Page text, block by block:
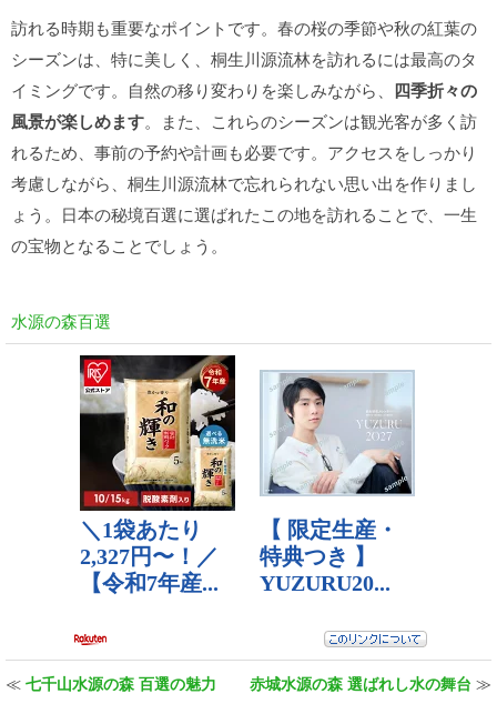
訪れる時期も重要なポイントです。春の桜の季節や秋の紅葉の
シーズンは、特に美しく、桐生川源流林を訪れるには最高のタ
イミングです。自然の移り変わりを楽しみながら、 四季折々の
風景が楽しめます。また、これらのシーズンは観光客が多く訪
れるため、事前の予約や計画も必要です。アクセスをしっかり
考慮しながら、桐生川源流林で忘れられない思い出を作りまし
ょう。日本の秘境百選に選ばれたこの地を訪れることで、一生
の宝物となることでしょう。
水源の森百選
≪ 七千山水源の森 百選の魅力 赤城水源の森 選ばれし水の舞台 ≫